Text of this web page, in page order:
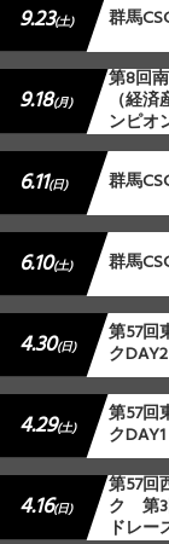
9.23(土) 群馬
9.18(月)
第8回
（経
ンピオ
6.11(日) 群馬
6.10(土) 群馬
4.30(日) 第57回
クDAY2
4.29(土) 第57回
クDAY1
4.16(日)
第57回
ク 第3
ドレー